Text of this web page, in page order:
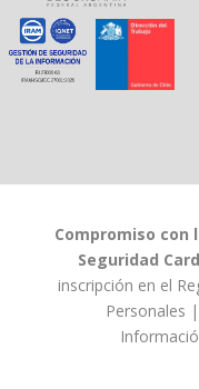
Compromiso con
Seguridad
inscripción en el
Personales |